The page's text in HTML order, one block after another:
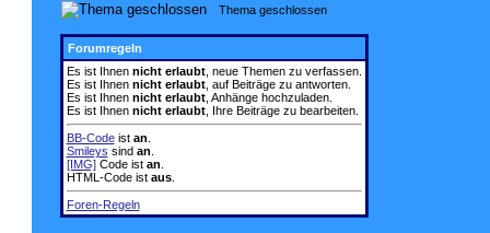
Thema geschlossen
Forumregeln
Es ist Ihnen nicht erlaubt, neue Themen zu verfassen.
Es ist Ihnen nicht erlaubt, auf Beiträge zu antworten.
Es ist Ihnen nicht erlaubt, Anhänge hochzuladen.
Es ist Ihnen nicht erlaubt, Ihre Beiträge zu bearbeiten.
BB-Codeist an
Smileys sind an
[IMG]Code ist an
HTML-Code ist aus.
Foren-Regeln